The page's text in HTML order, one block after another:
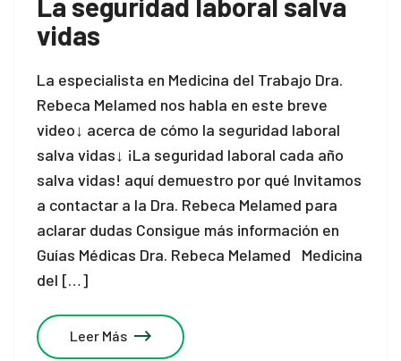
vidas
La especialista en Medicina del Trabajo Dra.
Rebeca Melamed nos habla en este breve
video↓ acerca de cómo la seguridad laboral
salva vidas↓ ¡La seguridad laboral cada año
salva vidas! aquí demuestro por qué Invitamos
a contactar a la Dra. Rebeca Melamed para
aclarar dudas Consigue más información en
Guías Médicas Dra. Rebeca Melamed Medicina
del […]
Leer Más